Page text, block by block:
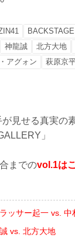
神龍誠 北方大地
アグォン 萩原京
見せる真実の
」
までのvol.1は
ッサー起一 vs. 中
vs. 北方大地